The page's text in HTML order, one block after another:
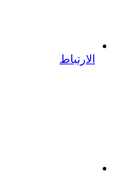
الارتباط